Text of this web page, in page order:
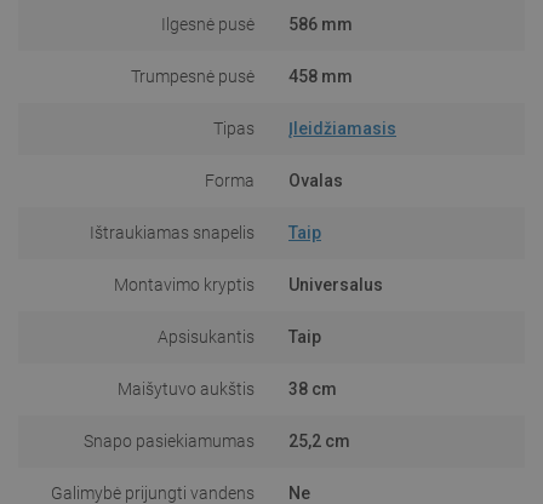
Ilgesnė pusė 586 mm
Trumpesnė pusė 458 mm
Tipas Įleidžiamasis
Forma Ovalas
Ištraukiamas snapelis Taip
Montavimo kryptis Universalus
Apsisukantis Taip
Maišytuvo aukštis 38 cm
Snapo pasiekiamumas 25,2 cm
Galimybė prijungti vandens
Ne